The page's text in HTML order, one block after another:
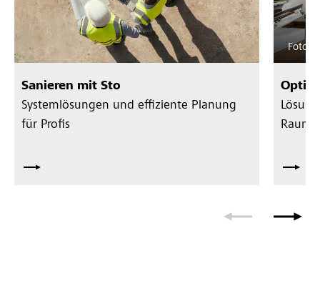
Sanieren mit Sto
Systemlösungen und effiziente Planung
für Profis
Foto: